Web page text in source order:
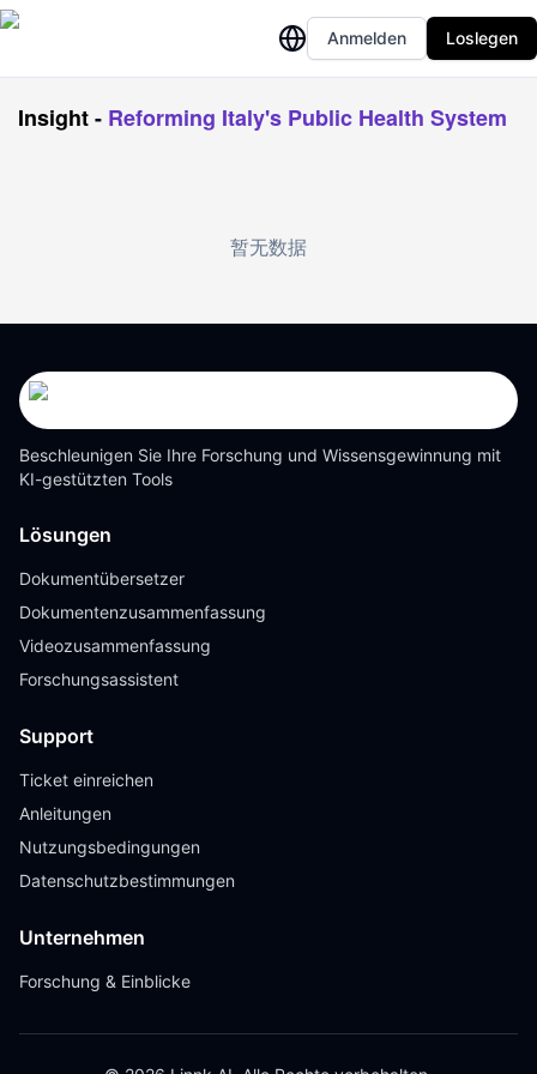
Anmelden Loslegen
Insight- Reforming Italy's Public Health System
暂无数据
Beschleunigen Sie Ihre Forschung und Wissensgewinnung mit
KI-gestützten Tools
Lösungen
Dokumentübersetzer
Dokumentenzusammenfassung
Videozusammenfassung
Forschungsassistent
Support
Ticket einreichen
Anleitungen
Nutzungsbedingungen
Datenschutzbestimmungen
Unternehmen
Forschung & Einblicke